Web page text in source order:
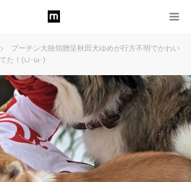
プーチン大統領贈呈秋田犬ゆめが行方不明でかわい
た！(∪･ω･)